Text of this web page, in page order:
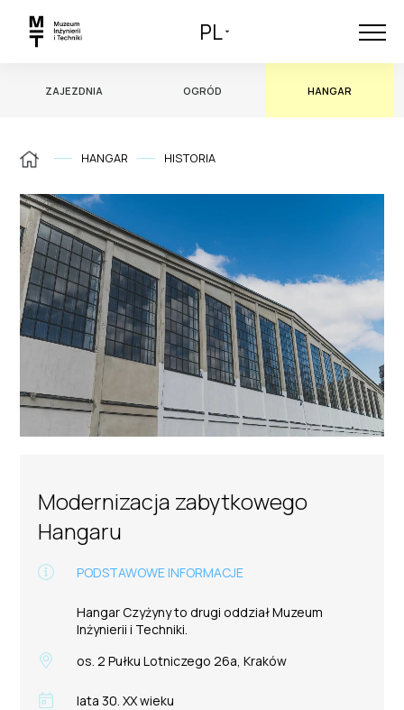
PL
ZAJEZDNIA OGRÓD HANGAR
HANGAR HISTORIA
Modernizacja zabytkowego
Hangaru
PODSTAWOWE INFORMACJE
Hangar Czyżyny to drugi oddział Muzeum
Inżynierii i Techniki.
os. 2 Pułku Lotniczego 26a, Kraków
lata 30. XX wieku